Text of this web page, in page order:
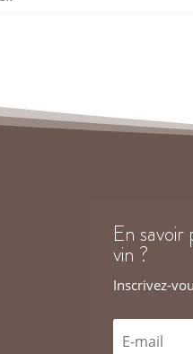
En
vin ?
Inscrivez-